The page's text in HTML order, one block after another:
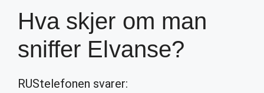
Hva skjer om man
sniffer Elvanse?
RUStelefonen svarer: